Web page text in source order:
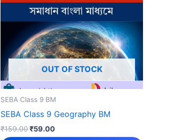
OUT OF STOCK
SEBA Class 9 BM
SEBA Class 9 Geography BM
₹159.00Original
price
₹59.00Current
price